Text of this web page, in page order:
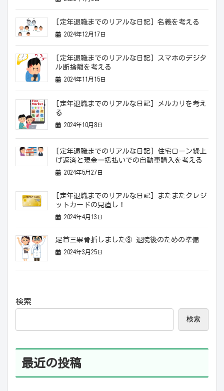
[定年退職までのリアルな日記] 名義を考える
2024年12月17日
[定年退職までのリアルな日記] スマホのデジタ
ル断捨離を考える
2024年11月15日
[定年退職までのリアルな日記] メルカリを考え
る
2024年10月8日
[定年退職までのリアルな日記] 住宅ローン繰上
げ返済と現金一括払いでの自動車購入を考える
2024年5月27日
[定年退職までのリアルな日記] またまたクレジ
ットカードの見直し！
2024年4月13日
足首三果骨折しました③ 退院後のための準備
2024年3月25日
検索
検索
最近の投稿